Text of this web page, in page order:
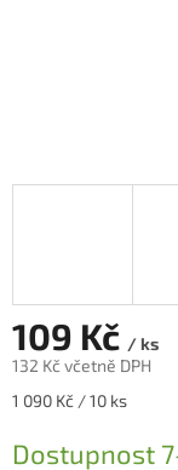
109 Kč / ks
132 Kč včetně DPH
Měrná
1 090 Kč / 10 ks
Dostupnost